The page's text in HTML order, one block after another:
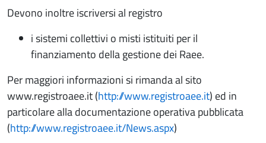
Devono inoltre iscriversi al registro
i sistemi collettivi o misti istituiti per il
finanziamento della gestione dei Raee.
Per maggiori informazioni si rimanda al sito
www.registroaee.it (http://www.registroaee.it) ed in
particolare alla documentazione operativa pubblicata
(http://www.registroaee.it/News.aspx)